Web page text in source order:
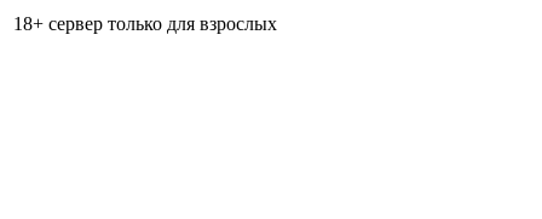
18+ сервер только для взрослых